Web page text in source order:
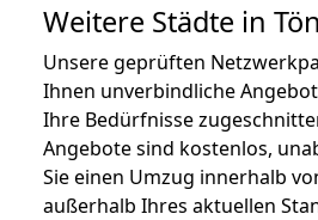
Weitere Städte in
Unsere geprüften
Ihnen unverbindliche
Ihre Bedürfnisse
Angebote sind kostenlos,
Sie einen Umzug innerhalb
außerhalb Ihres aktuellen